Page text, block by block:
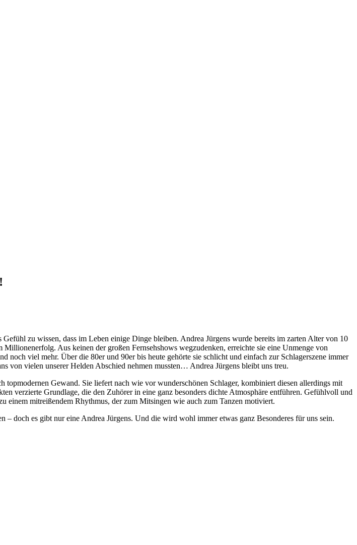
Gefühl zu wissen, dass im Leben einige Dinge bleiben. Andrea Jürgens wurde bereits im zarten Alter von 10
Aus keinen der großen Fernsehshows wegzudenken, erreichte sie eine Unmenge von
viel mehr. Über die 80er und 90er bis heute gehörte sie schlicht und einfach zur Schlagerszene immer
von vielen unserer Helden Abschied nehmen mussten… Andrea Jürgens bleibt uns treu.
Gewand. Sie liefert nach wie vor wunderschönen Schlager, kombiniert diesen allerdings mit
verzierte Grundlage, die den Zuhörer in eine ganz besonders dichte Atmosphäre entführen. Gefühlvoll und
einem mitreißendem Rhythmus, der zum Mitsingen wie auch zum Tanzen motiviert.
doch es gibt nur eine Andrea Jürgens. Und die wird wohl immer etwas ganz Besonderes für uns sein.